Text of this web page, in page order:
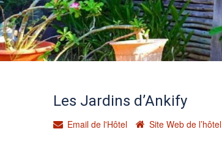
Les Jardins d’Ankify
Email de l'Hôtel Site Web de l’hôtel